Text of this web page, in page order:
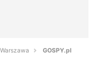
GOSPY.pl